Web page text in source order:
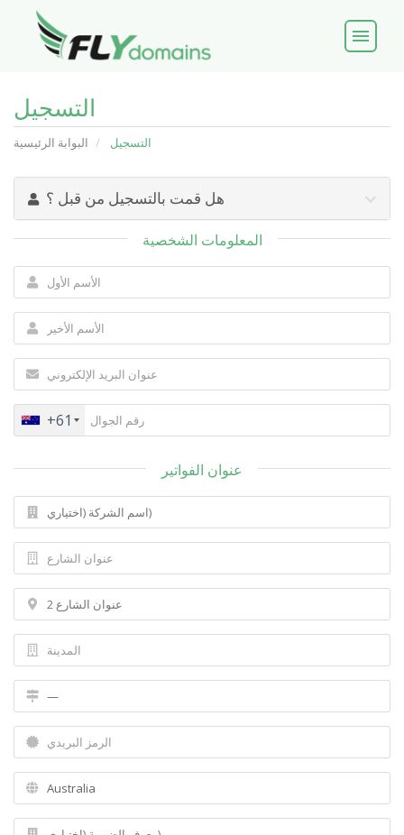
menu
التسجيل
البوابة الرئيسية التسجيل
هل قمت بالتسجيل من قبل ؟
المعلومات الشخصية
+61
عنوان الفواتير